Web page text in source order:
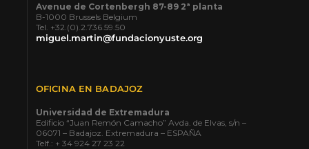
Avenue de Cortenbergh 87-89 2ª planta
B-1000 Brussels Belgium
Tel. +32.(0).2.736.59.50
miguel.martin@fundacionyuste.org
OFICINA EN BADAJOZ
Universidad de Extremadura
Edificio “Juan Remón Camacho” Avda. de Elvas, s/n –
06071 – Badajoz. Extremadura – ESPAÑA
Telf.: + 34 924 27 23 22